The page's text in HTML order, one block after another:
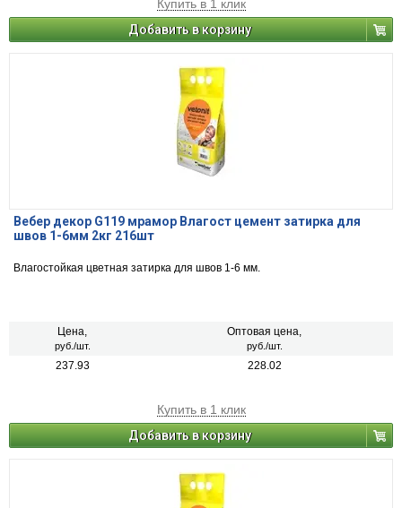
Купить в 1 клик
Добавить в корзину
Вебер декор G119 мрамор Влагост цемент затирка для
швов 1-6мм 2кг 216шт
Влагостойкая цветная затирка для швов 1-6 мм.
Цена,
руб./шт.
Оптовая цена,
руб./шт.
237.93 228.02
Купить в 1 клик
Добавить в корзину